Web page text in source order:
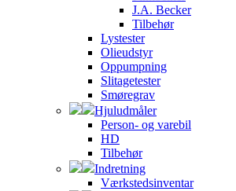
J.A. Becker
Tilbehør
Lystester
Olieudstyr
Oppumpning
Slitagetester
Smøregrav
Hjuludmåler
Person- og varebil
HD
Tilbehør
Indretning
Værkstedsinventar